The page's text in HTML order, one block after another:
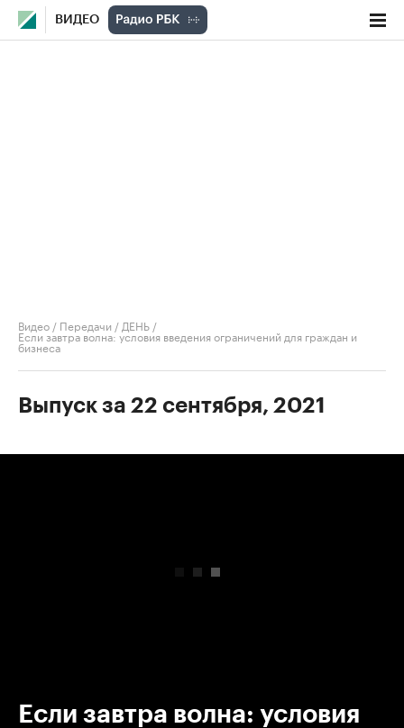
ВИДЕО
Видео / Передачи / ДЕНЬ /
Если завтра волна: условия введения ограничений для граждан и
бизнеса
Выпуск за 22 сентября, 2021
Если завтра волна: условия